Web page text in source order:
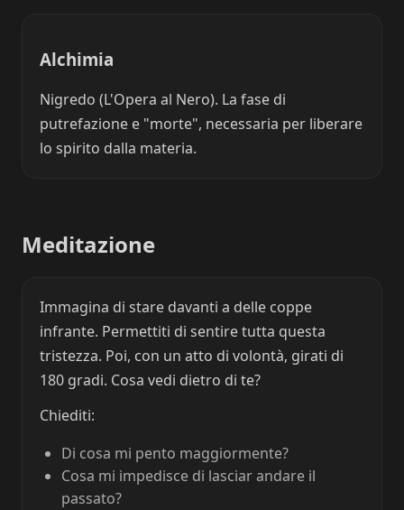
Alchimia
Nigredo (L'Opera al Nero). La fase di
putrefazione e "morte", necessaria per liberare
lo spirito dalla materia.
Meditazione
Immagina di stare davanti a delle coppe
infrante. Permettiti di sentire tutta questa
tristezza. Poi, con un atto di volontà, girati di
180 gradi. Cosa vedi dietro di te?
Chiediti:
Di cosa mi pento maggiormente?
Cosa mi impedisce di lasciar andare il
passato?